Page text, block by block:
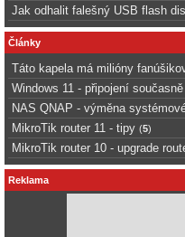
Jak odhalit falešný USB flash
Články
Táto kapela má milióny
Windows 11 - připojení
NAS QNAP - výměna
MikroTik router 11 - tipy (5)
MikroTik router 10 - upgrade
Reklama